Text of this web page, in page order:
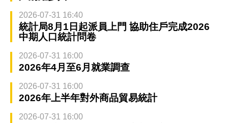
2026-07-31 16:40
統計局8月1日起派員上門 協助住戶完成2026
中期人口統計問卷
2026-07-31 16:00
2026年4月至6月就業調查
2026-07-31 16:00
2026年上半年對外商品貿易統計
2026-07-31 16:00